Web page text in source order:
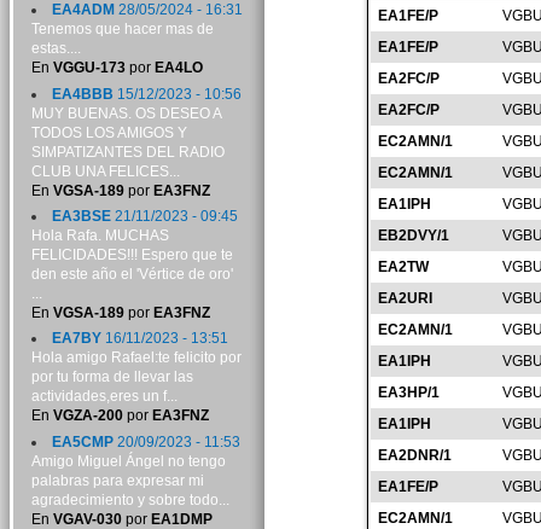
EA1FE/P
EA1FE/P
EA2FC/P
EA2FC/P
EC2AMN/1
EC2AMN/1
EA1IPH
EB2DVY/1
EA2TW
EA2URI
EC2AMN/1
EA1IPH
EA3HP/1
EA1IPH
EA2DNR/1
EA1FE/P
EC2AMN/1
EA4ADM 28/05/2024 - 16:31
Tenemos que hacer mas de
estas....
En VGGU-173por EA4LO
EA4BBB 15/12/2023 - 10:56
MUY BUENAS. OS DESEO A
TODOS LOS AMIGOS Y
SIMPATIZANTES DEL RADIO
CLUB UNA FELICES...
En VGSA-189por EA3FNZ
EA3BSE21/11/2023 - 09:45
Hola Rafa. MUCHAS
FELICIDADES!!! Espero que te
den este año el 'Vértice de oro'
...
En VGSA-189por EA3FNZ
EA7BY16/11/2023 - 13:51
Hola amigo Rafael:te felicito por
por tu forma de llevar las
actividades,eres un f...
En VGZA-200por EA3FNZ
EA5CMP20/09/2023 - 11:53
Amigo Miguel Ángel no tengo
palabras para expresar mi
agradecimiento y sobre todo...
En VGAV-030por EA1DMP